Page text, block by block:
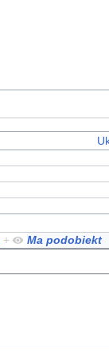
Ma podobiekt
+